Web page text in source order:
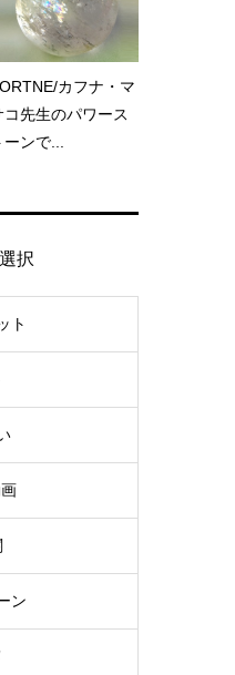
カフナ・マ
コ先生のパワース
ーンで...
択
ト
ン